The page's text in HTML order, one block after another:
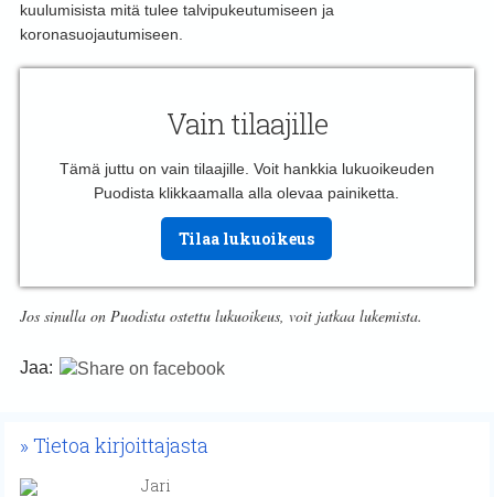
kuulumisista mitä tulee talvipukeutumiseen ja
koronasuojautumiseen.
Vain tilaajille
Tämä juttu on vain tilaajille. Voit hankkia lukuoikeuden
Puodista klikkaamalla alla olevaa painiketta.
Tilaa lukuoikeus
Jos sinulla on Puodista ostettu lukuoikeus, voit jatkaa lukemista.
Jaa:
Tietoa kirjoittajasta
Jari